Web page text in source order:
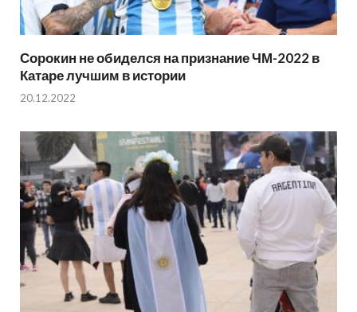
Сорокин не обиделся на признание ЧМ-2022 в
Катаре лучшим в истории
20.12.2022